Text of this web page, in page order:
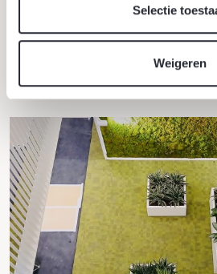
Selectie
Weigeren
bedrijventerreinen naar groene,
klimaatbestendige
en economie samenkomen.